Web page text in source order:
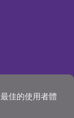
佳的使用者體